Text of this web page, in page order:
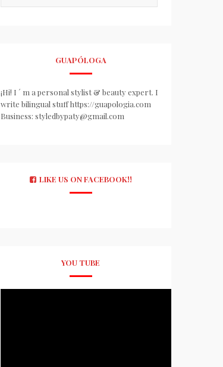
GUAPÓLOGA
¡Hi! I ´ m a personal stylist & beauty expert. I
write bilingual stuff https://guapologia.com
Business: styledbypaty@gmail.com
LIKE US ON FACEBOOK!!
YOU TUBE